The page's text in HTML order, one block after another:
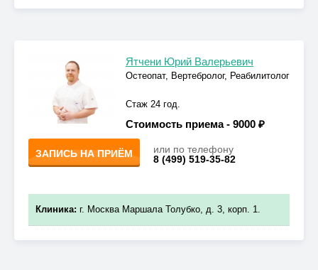
Ятчени Юрий Валерьевич
Остеопат, Вертебролог, Реабилитолог
Стаж 24 год.
Стоимость приема - 9000 ₽
ЗАПИСЬ НА ПРИЁМ
или по телефону
8 (499) 519-35-82
Клиника: г. Москва Маршала Толубко, д. 3, корп. 1.